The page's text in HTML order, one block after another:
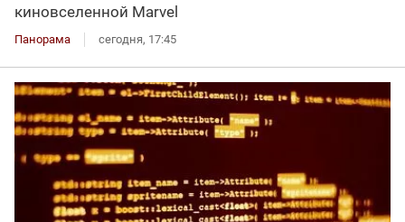
киновселенной Marvel
Панорама сегодня, 17:45